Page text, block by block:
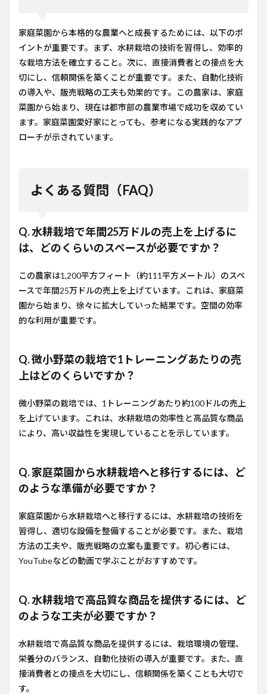
家庭菜園から本格的な農業へと成長するためには、以下のポ
イントが重要です。まず、水耕栽培の技術を習得し、効率的
な栽培方法を確立すること。次に、直接消費者との接点を大
切にし、信頼関係を築くことが重要です。また、自動化技術
の導入や、販売戦略の工夫も効果的です。この農家は、家庭
菜園から始まり、現在は都市部の農業市場で成功を収めてい
ます。家庭菜園愛好家にとっても、参考になる実践的なアプ
ローチが示されています。
よくある質問（FAQ）
Q. 水耕栽培で年間25万ドルの売上を上げるに
は、どのくらいのスペースが必要ですか？
この農家は1,200平方フィート（約111平方メートル）のスペ
ースで年間25万ドルの売上を上げています。これは、家庭菜
園から始まり、徐々に拡大していった結果です。空間の効率
的な利用が重要です。
Q. 微小野菜の栽培で1トレーニングあたりの売
上はどのくらいですか？
微小野菜の栽培では、1トレーニングあたり約100ドルの売上
を上げています。これは、水耕栽培の効率性と高品質な商品
により、高い収益性を実現していることを示しています。
Q. 家庭菜園から水耕栽培へと移行するには、ど
のような準備が必要ですか？
家庭菜園から水耕栽培へと移行するには、水耕栽培の技術を
習得し、適切な設備を整備することが必要です。また、栽培
方法の工夫や、販売戦略の立案も重要です。初心者には、
YouTubeなどの動画で学ぶことがおすすめです。
Q. 水耕栽培で高品質な商品を提供するには、ど
のような工夫が必要ですか？
水耕栽培で高品質な商品を提供するには、栽培環境の管理、
栄養分のバランス、自動化技術の導入が重要です。また、直
接消費者との接点を大切にし、信頼関係を築くことも大切で
す。